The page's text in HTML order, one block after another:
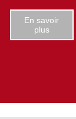
S'abonner
En savoir
plus